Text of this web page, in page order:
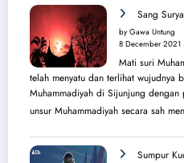
Sang
by Gawa Untung
8 December 2021
Mati suri
telah menyatu dan terlihat wujudnya
Muhammadiyah di Sijunjung dengan
unsur Muhammadiyah secara sah
Sumpur